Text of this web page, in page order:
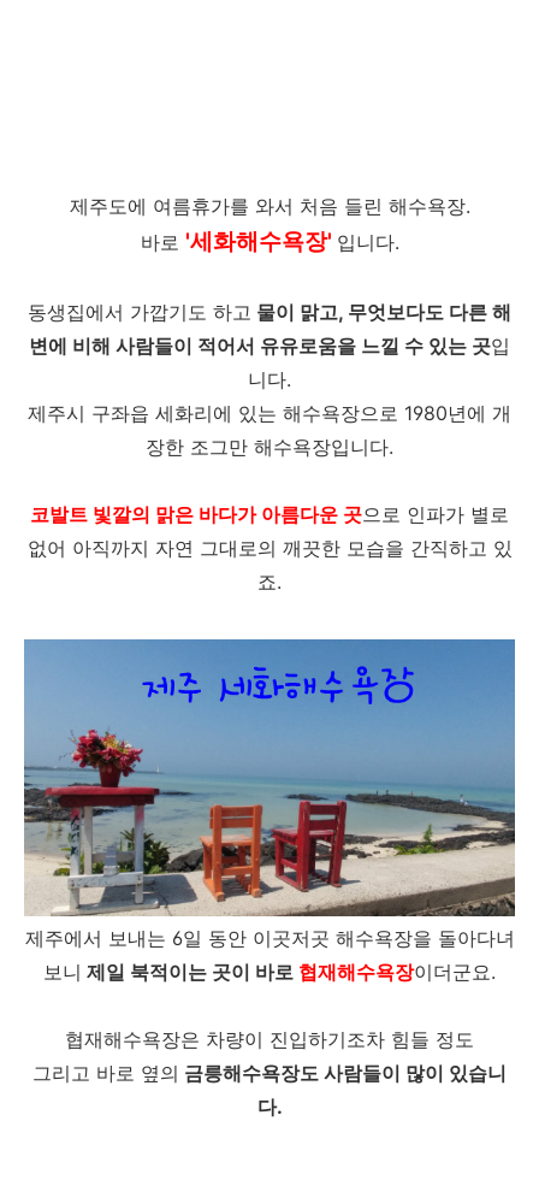
제주도에 여름휴가를 와서 처음 들린 해수욕장.
바로 '세화해수욕장' 입니다.
동생집에서 가깝기도 하고 물이 맑고, 무엇보다도 다른 해
변에 비해 사람들이 적어서 유유로움을 느낄 수 있는 곳입
니다.
제주시 구좌읍 세화리에 있는 해수욕장으로 1980년에 개
장한 조그만 해수욕장입니다.
코발트 빛깔의 맑은 바다가 아름다운 곳으로 인파가 별로
없어 아직까지 자연 그대로의 깨끗한 모습을 간직하고 있
죠.
제주에서 보내는 6일 동안 이곳저곳 해수욕장을 돌아다녀
보니 제일 북적이는 곳이 바로 협재해수욕장이더군요.
협재해수욕장은 차량이 진입하기조차 힘들 정도
그리고 바로 옆의 금릉해수욕장도 사람들이 많이 있습니
다.